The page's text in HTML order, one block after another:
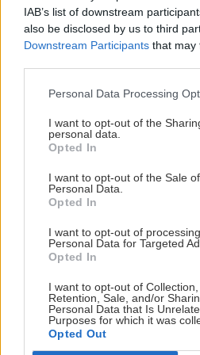
IAB’s list of downstream
also be disclosed by us to third
Downstream Participants that may
Personal Data Processing
I want to opt-out of the
personal data.
Opted In
I want to opt-out of the Sale
Personal Data.
Opted In
I want to opt-out of
Personal Data for Targeted
Opted In
I want to opt-out of Collection,
Retention, Sale, and/or
Personal Data that Is
Purposes for which it was
Opted Out
Conference League:
και η πρόκριση θα κριθεί
Παναθηναϊκό
ΑΘΛΗΤΙΚΑ
Επέστρεψε Ηράκλειο η
προσοχή στο Σούπερ Καπ
GOSSIP - LIFESTYLE
Μισέλ Φάιφερ: Στα 68 της
δεν θέλει να
ταινία
ΑΥΤΟΔΙΟΙΚΗΣΗ
Συνάντηση του
Πρύτανη του
ΕΛΛΑΔΑ
Σεισμική δόνηση
GOSSIP - LIFESTYLE
Με θέα τα Χανιά